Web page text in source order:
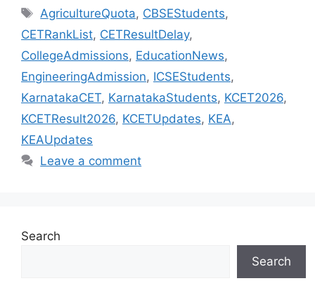
Tags
AgricultureQuota, CBSEStudents,
CETRankList, CETResultDelay,
CollegeAdmissions, EducationNews,
EngineeringAdmission, ICSEStudents,
KarnatakaCET, KarnatakaStudents, KCET2026,
KCETResult2026, KCETUpdates, KEA,
KEAUpdates
Leave a comment
Search
Search